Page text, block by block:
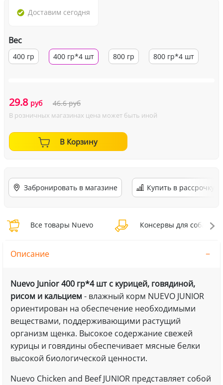
Доставим сегодня
Вес
400 гр 400 гр*4 шт 800 гр 800 гр*4 шт
29.8 руб 46.6руб
В розничных магазинах цена может быть иной
В Корзину
Забронировать в магазине Купить в рассрочку
Все товары Nuevo Консервы для собак
Описание
Nuevo Junior 400 гр*4 шт с курицей, говядиной,
рисом и кальцием - влажный корм NUEVO JUNIOR
ориентирован на обеспечение необходимыми
веществами, поддерживающими растущий
организм щенка. Высокое содержание свежей
курицы и говядины обеспечивает мясные белки
высокой биологической ценности.
Nuevo Chicken and Beef JUNIOR представляет собой